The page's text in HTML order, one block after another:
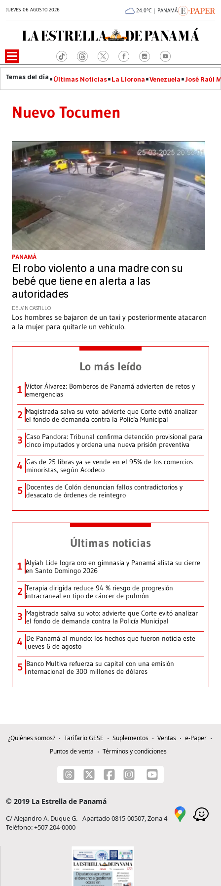
JUEVES 06 AGOSTO 2026 24.0°C | PANAMÁ
Últimas Noticias La Llorona Venezuela José Raúl
Nuevo Tocumen
PANAMÁ
El robo violento a una madre con su
bebé que tiene en alerta a las
autoridades
DELVIN CASTILLO
Los hombres se bajaron de un taxi y posteriormente atacaron
a la mujer para quitarle un vehículo.
Lo más leído
1 Víctor Álvarez: Bomberos de Panamá advierten de retos y
emergencias
2 Magistrada salva su voto: advierte que Corte evitó analizar
el fondo de demanda contra la Policía Municipal
3 Caso Pandora: Tribunal confirma detención provisional para
cinco imputados y ordena una nueva prisión preventiva
4 Gas de 25 libras ya se vende en el 95% de los comercios
minoristas, según Acodeco
5 Docentes de Colón denuncian fallos contradictorios y
desacato de órdenes de reintegro
Últimas noticias
1 Alyiah Lide logra oro en gimnasia y Panamá alista su cierre
en Santo Domingo 2026
2 Terapia dirigida reduce 94 % riesgo de progresión
intracraneal en tipo de cáncer de pulmón
3 Magistrada salva su voto: advierte que Corte evitó analizar
el fondo de demanda contra la Policía Municipal
4 De Panamá al mundo: los hechos que fueron noticia este
jueves 6 de agosto
5 Banco Multiva refuerza su capital con una emisión
internacional de 300 millones de dólares
¿Quiénes somos? Tarifario GESE Suplementos Ventas
e-Paper
Puntos de venta
Términos y condiciones
© 2019 La Estrella de Panamá
C/ Alejandro A. Duque G. - Apartado 0815-00507, Zona 4
Teléfono: +507 204-0000